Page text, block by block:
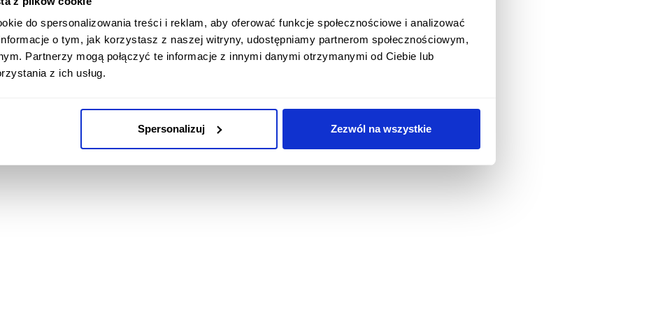
do spersonalizowania treści i reklam, aby oferować funkcje społecznościowe i analizować
o tym, jak korzystasz z naszej witryny, udostępniamy partnerom społecznościowym,
Partnerzy mogą połączyć te informacje z innymi danymi otrzymanymi od Ciebie lub
z ich usług.
Spersonalizuj Zezwól na wszystkie